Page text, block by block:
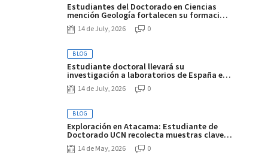
Estudiantes del Doctorado en Ciencias
mención Geología fortalecen su formación
en curso sobre alteración y mineralización
hipógena
14 de July, 2026 0
BLOG
Estudiante doctoral llevará su
investigación a laboratorios de España e
Italia14 de July, 2026 0
BLOG
Exploración en Atacama: Estudiante de
Doctorado UCN recolecta muestras clave
en los salares de Gorbea e Ignorado
14 de May, 2026 0